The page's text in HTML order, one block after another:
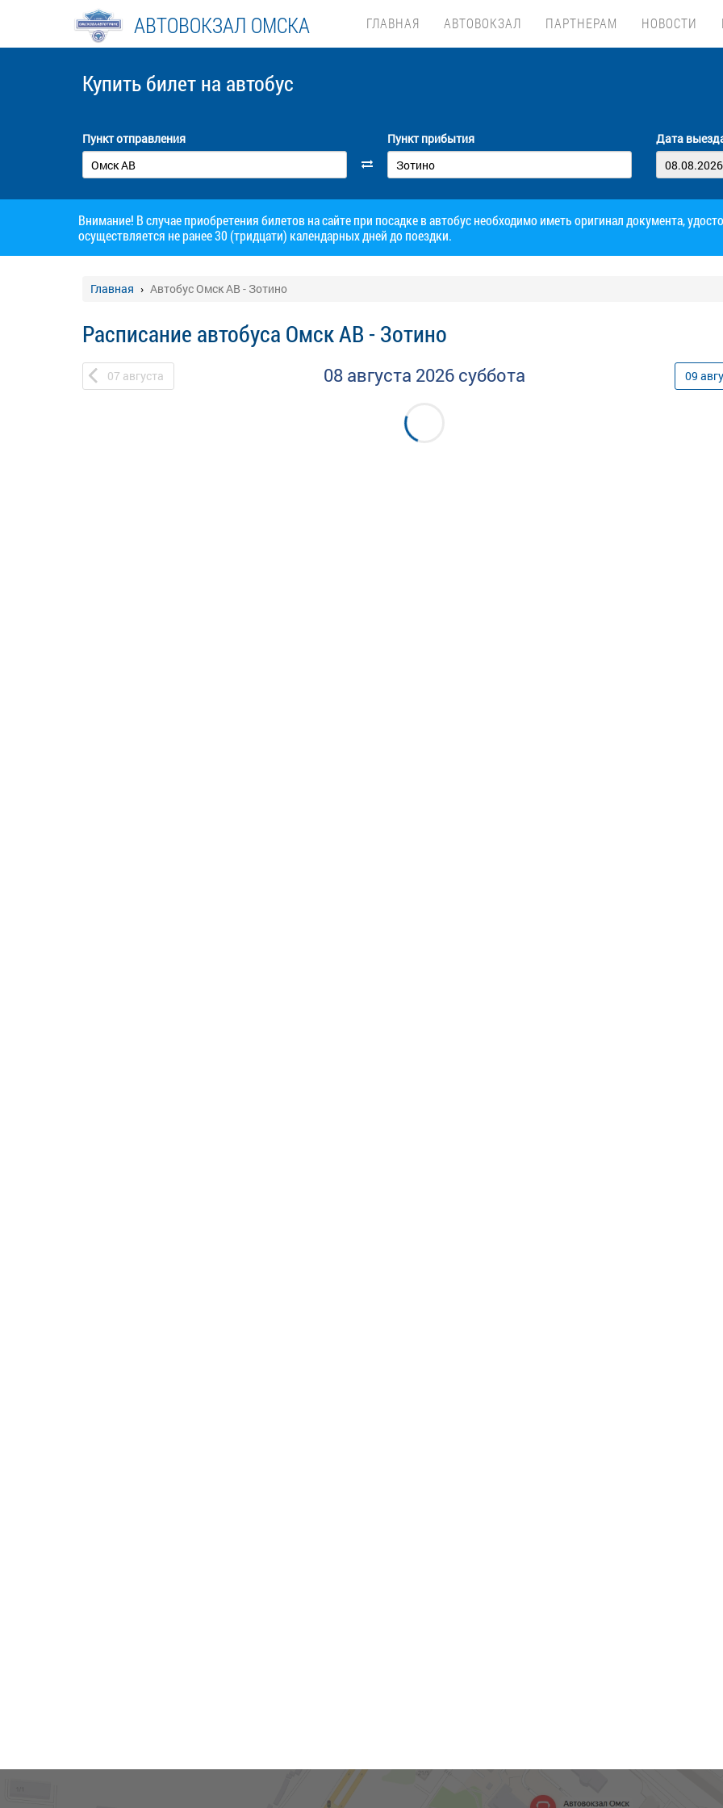
АВТОВОКЗАЛ ОМСКА ГЛАВНАЯ АВТОВОКЗАЛ ПАРТНЕРАМ НОВОСТИ
Купить билет на автобус
Пункт отправления Пункт прибытия Дата
Внимание! В случае приобретения билетов на сайте при посадке в автобус необходимо иметь оригинал документа,
осуществляется не ранее 30 (тридцати) календарных дней до поездки.
Главная Автобус Омск АВ - Зотино
Расписание автобуса Омск АВ - Зотино
07 августа 08 августа 2026 суббота 09